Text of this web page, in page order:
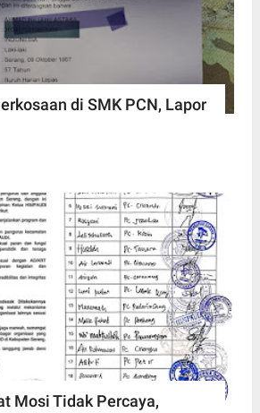
di SMK PCN, Lapor
Mosi Tidak Percaya,